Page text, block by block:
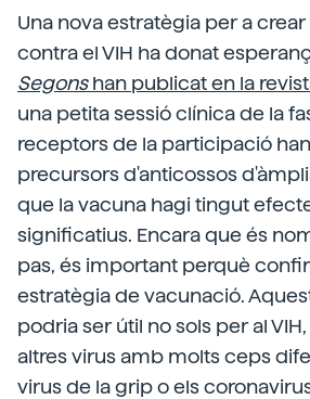
Una nova estratègia per a
contra el VIH ha donat
Segonshan publicat en la
una petita sessió clínica de la
receptors de la participació
precursors d'anticossos
que la vacuna hagi tingut
significatius. Encara que és
pas, és important perquè
estratègia de vacunació.
podria ser útil no sols per al
altres virus amb molts ceps
virus de la grip o els